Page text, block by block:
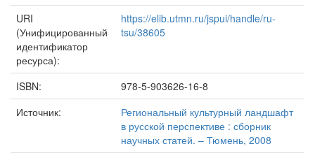
URI
(Унифицированный
идентификатор
ресурса):
https://elib.utmn.ru/jspui/handle/ru-
tsu/38605
ISBN:
978-5-903626-16-8
Источник:
Региональный культурный ландшафт
в русской перспективе : сборник
научных статей. – Тюмень, 2008